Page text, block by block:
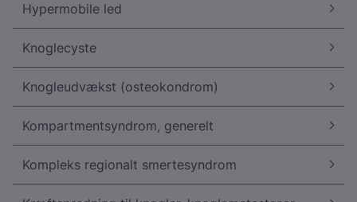
Hypermobile led
Knoglecyste
Knogleudvækst (osteokondrom)
Kompartmentsyndrom, generelt
Kompleks regionalt smertesyndrom